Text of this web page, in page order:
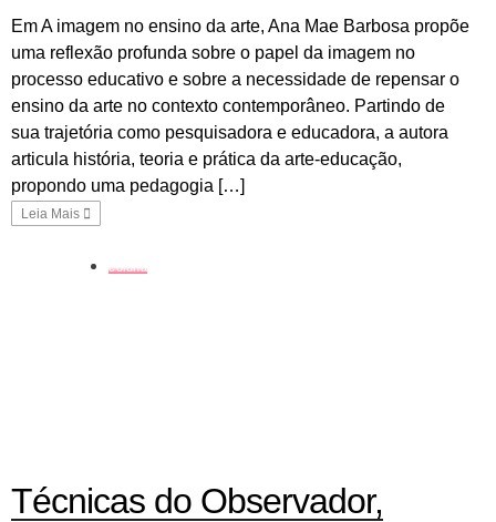
Em A imagem no ensino da arte, Ana Mae Barbosa propõe
uma reflexão profunda sobre o papel da imagem no
processo educativo e sobre a necessidade de repensar o
ensino da arte no contexto contemporâneo. Partindo de
sua trajetória como pesquisadora e educadora, a autora
articula história, teoria e prática da arte-educação,
propondo uma pedagogia […]
Leia Mais
coluna
Técnicas do Observador,